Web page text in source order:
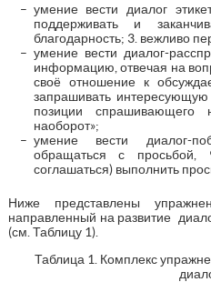
умение вести диалог
поддерживать и
благодарность; 3. вежливо
умение вести диалог-
информацию, отвечая на
своё отношение к
запрашивать
позиции
наоборот»;
умение вести диалог-
обращаться с просьбой,
соглашаться) выполнить
Ниже представлены
направленный на развитие
(см. Таблицу 1).
Таблица 1. Комплекс